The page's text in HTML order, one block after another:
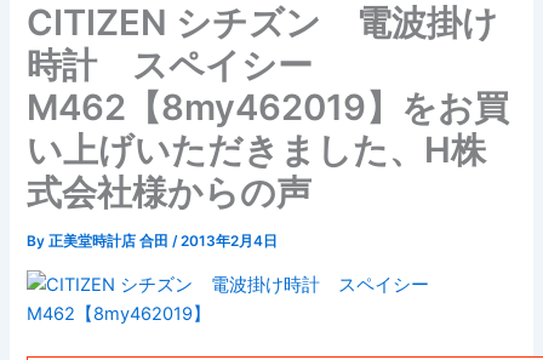
CITIZEN シチズン 電波掛け
時計 スペイシー
M462【8my462019】をお買
い上げいただきました、H株
式会社様からの声
By正美堂時計店 合田/2013年2月4日